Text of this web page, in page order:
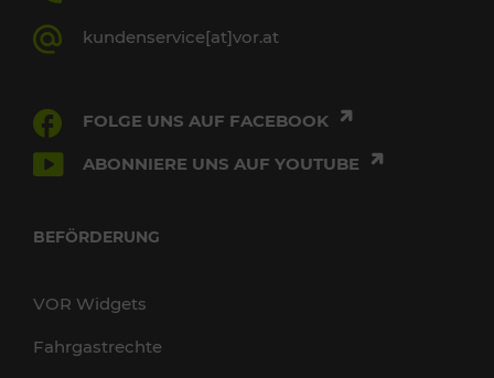
kundenservice[at]vor.at
FOLGE UNS AUF FACEBOOK
ABONNIERE UNS AUF YOUTUBE
BEFÖRDERUNG
VOR Widgets
Fahrgastrechte